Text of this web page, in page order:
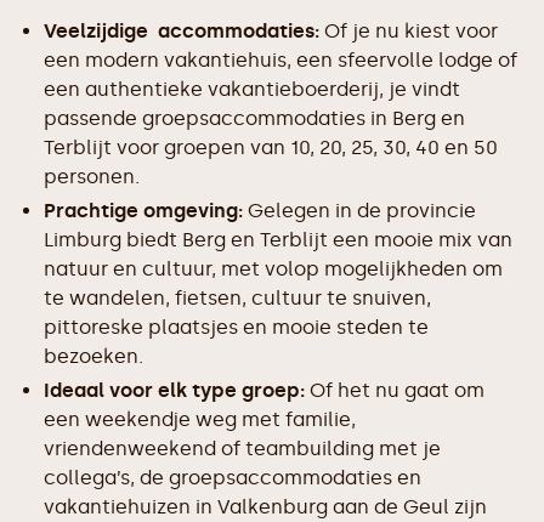
Veelzijdige accommodaties: Of je nu kiest voor
een modern vakantiehuis, een sfeervolle lodge of
een authentieke vakantieboerderij, je vindt
passende groepsaccommodaties in Berg en
Terblijt voor groepen van 10, 20, 25, 30, 40 en 50
personen.
Prachtige omgeving: Gelegen in de provincie
Limburg biedt Berg en Terblijt een mooie mix van
natuur en cultuur, met volop mogelijkheden om
te wandelen, fietsen, cultuur te snuiven,
pittoreske plaatsjes en mooie steden te
bezoeken.
Ideaal voor elk type groep: Of het nu gaat om
een weekendje weg met familie,
vriendenweekend of teambuilding met je
collega’s, de groepsaccommodaties en
vakantiehuizen in Valkenburg aan de Geul zijn